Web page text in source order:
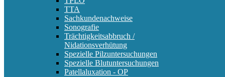
TTA
Sachkundenachweise
Sonografie
Trächtigkeitsabbruch /
Nidationsverhütung
Spezielle Pilzuntersuchungen
Spezielle Blutuntersuchungen
Patellaluxation - OP